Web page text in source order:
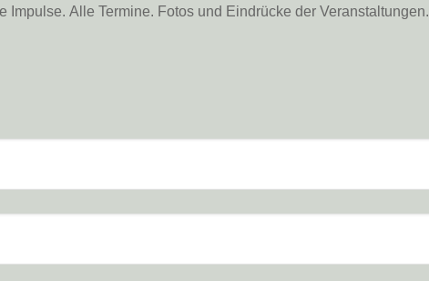
Alle Termine. Fotos und Eindrücke der Veranstaltungen.